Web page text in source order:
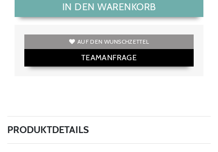
IN DEN WARENKORB
AUF DEN WUNSCHZETTEL
TEAMANFRAGE
PRODUKTDETAILS